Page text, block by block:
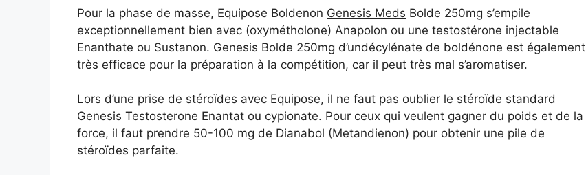
Pour la phase de masse, Equipose Boldenon Genesis Meds Bolde 250mg s’empile
exceptionnellement bien avec (oxymétholone) Anapolon ou une testostérone injectable
Enanthate ou Sustanon. Genesis Bolde 250mg d’undécylénate de boldénone est également
très efficace pour la préparation à la compétition, car il peut très mal s’aromatiser.
Lors d’une prise de stéroïdes avec Equipose, il ne faut pas oublier le stéroïde standard
Genesis Testosterone Enantat ou cypionate. Pour ceux qui veulent gagner du poids et de la
force, il faut prendre 50-100 mg de Dianabol (Metandienon) pour obtenir une pile de
stéroïdes parfaite.